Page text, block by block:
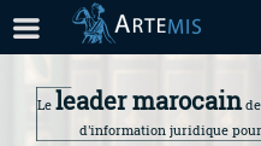
Le leader marocain
d'information juridique